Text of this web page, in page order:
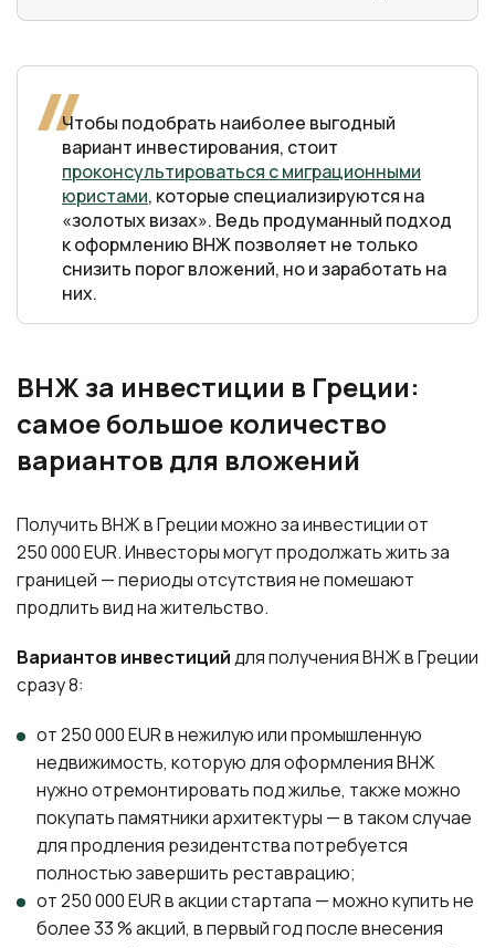
Чтобы подобрать наиболее выгодный
вариант инвестирования, стоит
проконсультироваться с миграционными
юристами, которые специализируются на
«золотых визах». Ведь продуманный подход
к оформлению ВНЖ позволяет не только
снизить порог вложений, но и заработать на
них.
ВНЖ за инвестиции в Греции:
самое большое количество
вариантов для вложений
Получить ВНЖ в Греции можно за инвестиции от
250 000 EUR. Инвесторы могут продолжать жить за
границей — периоды отсутствия не помешают
продлить вид на жительство.
Вариантов инвестицийдля получения ВНЖ в Греции
сразу 8:
от 250 000 EUR в нежилую или промышленную
недвижимость, которую для оформления ВНЖ
нужно отремонтировать под жилье, также можно
покупать памятники архитектуры — в таком случае
для продления резидентства потребуется
полностью завершить реставрацию;
от 250 000 EUR в акции стартапа — можно купить не
более 33 % акций, в первый год после внесения